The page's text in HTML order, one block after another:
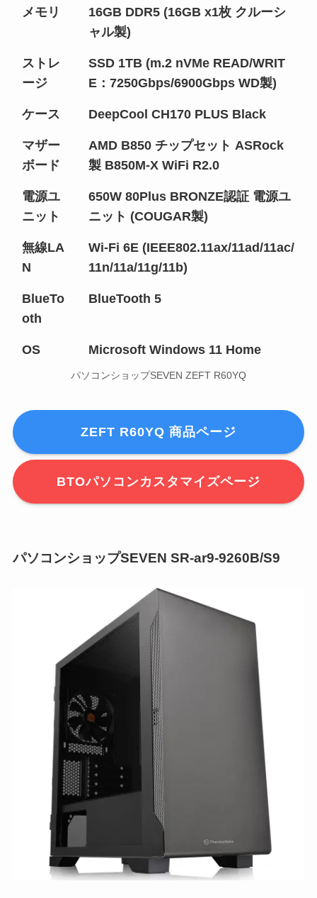
メモリ
16GB DDR5 (16GB x1枚 クルーシ
ャル製)
ストレ
ージ
SSD 1TB (m.2 nVMe READ/WRIT
E：7250Gbps/6900Gbps WD製)
ケース DeepCool CH170 PLUS Black
マザー
ボード
AMD B850 チップセット ASRock
製 B850M-X WiFi R2.0
電源ユ
ニット
650W 80Plus BRONZE認証 電源ユ
ニット (COUGAR製)
無線LA
N
Wi-Fi 6E (IEEE802.11ax/11ad/11ac/
11n/11a/11g/11b)
BlueTo
oth
BlueTooth 5
OS Microsoft Windows 11 Home
パソコンショップSEVEN ZEFT R60YQ
ZEFT R60YQ 商品ページ
BTOパソコンカスタマイズページ
パソコンショップSEVEN SR-ar9-9260B/S9